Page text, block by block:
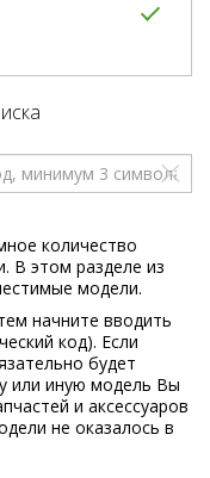
количество
В этом разделе из
модели.
начните вводить
код). Если
будет
или иную модель Вы
и аксессуаров
не оказалось в